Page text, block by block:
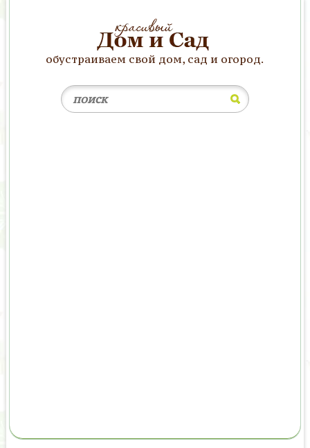
обустраиваем свой дом, сад и огород.